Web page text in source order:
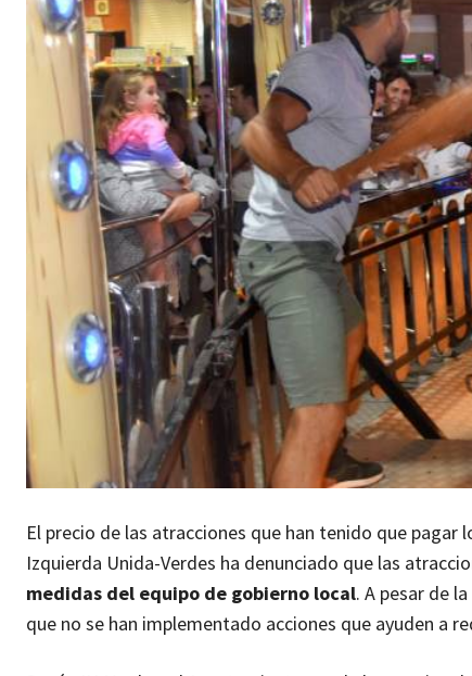
El precio de las atracciones que han tenido que pagar
Izquierda Unida-Verdes ha denunciado que las
medidas del equipo de gobierno local. A pesar de
que no se han implementado acciones que ayuden a